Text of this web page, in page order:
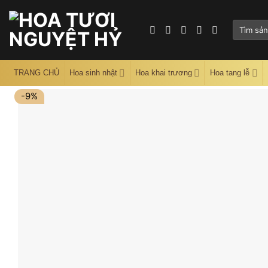
content
Tìm
TRANG CHỦ Hoa sinh nhật Hoa khai trương Hoa tang lễ
-9%